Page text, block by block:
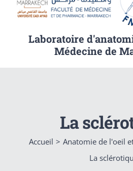
Laboratoire
Médecine de
La
Accueil
Anatomie de l'oeil
La